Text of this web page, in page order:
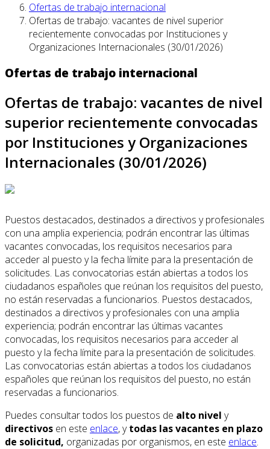
Ofertas de trabajo internacional
Ofertas de trabajo: vacantes de nivel superior
recientemente convocadas por Instituciones y
Organizaciones Internacionales (30/01/2026)
Ofertas de trabajo internacional
Ofertas de trabajo: vacantes de nivel
superior recientemente convocadas
por Instituciones y Organizaciones
Internacionales (30/01/2026)
Puestos destacados, destinados a directivos y profesionales
con una amplia experiencia; podrán encontrar las últimas
vacantes convocadas, los requisitos necesarios para
acceder al puesto y la fecha límite para la presentación de
solicitudes. Las convocatorias están abiertas a todos los
ciudadanos españoles que reúnan los requisitos del puesto,
no están reservadas a funcionarios. Puestos destacados,
destinados a directivos y profesionales con una amplia
experiencia; podrán encontrar las últimas vacantes
convocadas, los requisitos necesarios para acceder al
puesto y la fecha límite para la presentación de solicitudes.
Las convocatorias están abiertas a todos los ciudadanos
españoles que reúnan los requisitos del puesto, no están
reservadas a funcionarios.
Puedes consultar todos los puestos de alto nivel y
directivos en este enlace, ytodas las vacantes en plazo
de solicitud, organizadas por organismos, en este enlace.